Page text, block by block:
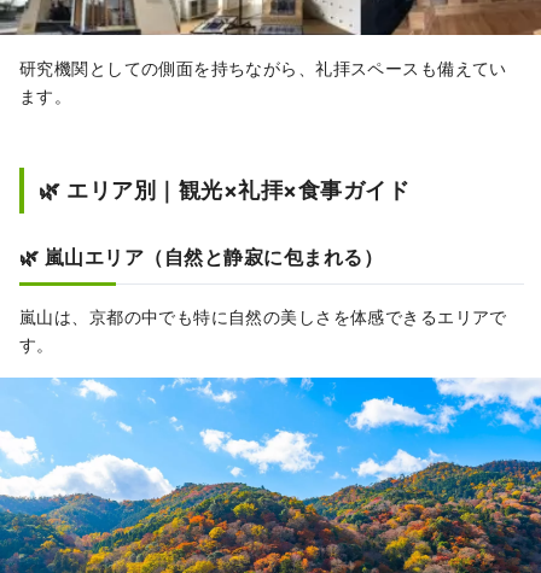
研究機関としての側面を持ちながら、礼拝スペースも備えてい
ます。
🌿 エリア別｜観光×礼拝×食事ガイド
🌿 嵐山エリア（自然と静寂に包まれる）
嵐山は、京都の中でも特に自然の美しさを体感できるエリアで
す。